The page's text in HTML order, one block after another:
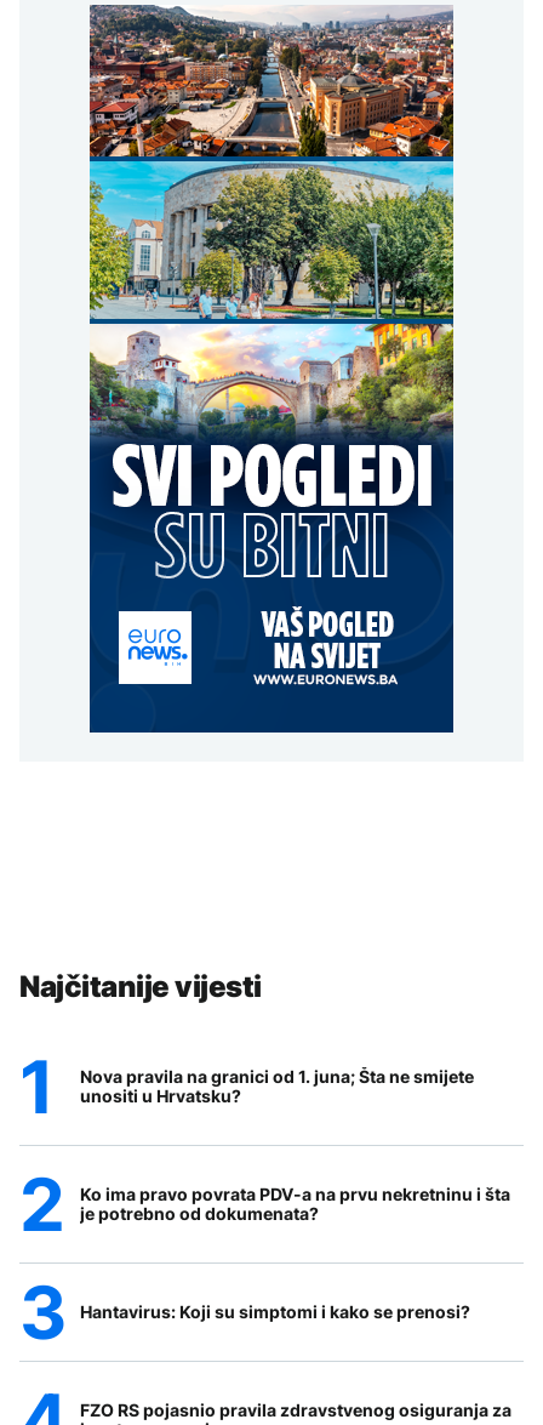
Najčitanije vijesti
Nova pravila na granici od 1. juna; Šta ne smijete
unositi u Hrvatsku?
Ko ima pravo povrata PDV-a na prvu nekretninu i šta
je potrebno od dokumenata?
Hantavirus: Koji su simptomi i kako se prenosi?
FZO RS pojasnio pravila zdravstvenog osiguranja za